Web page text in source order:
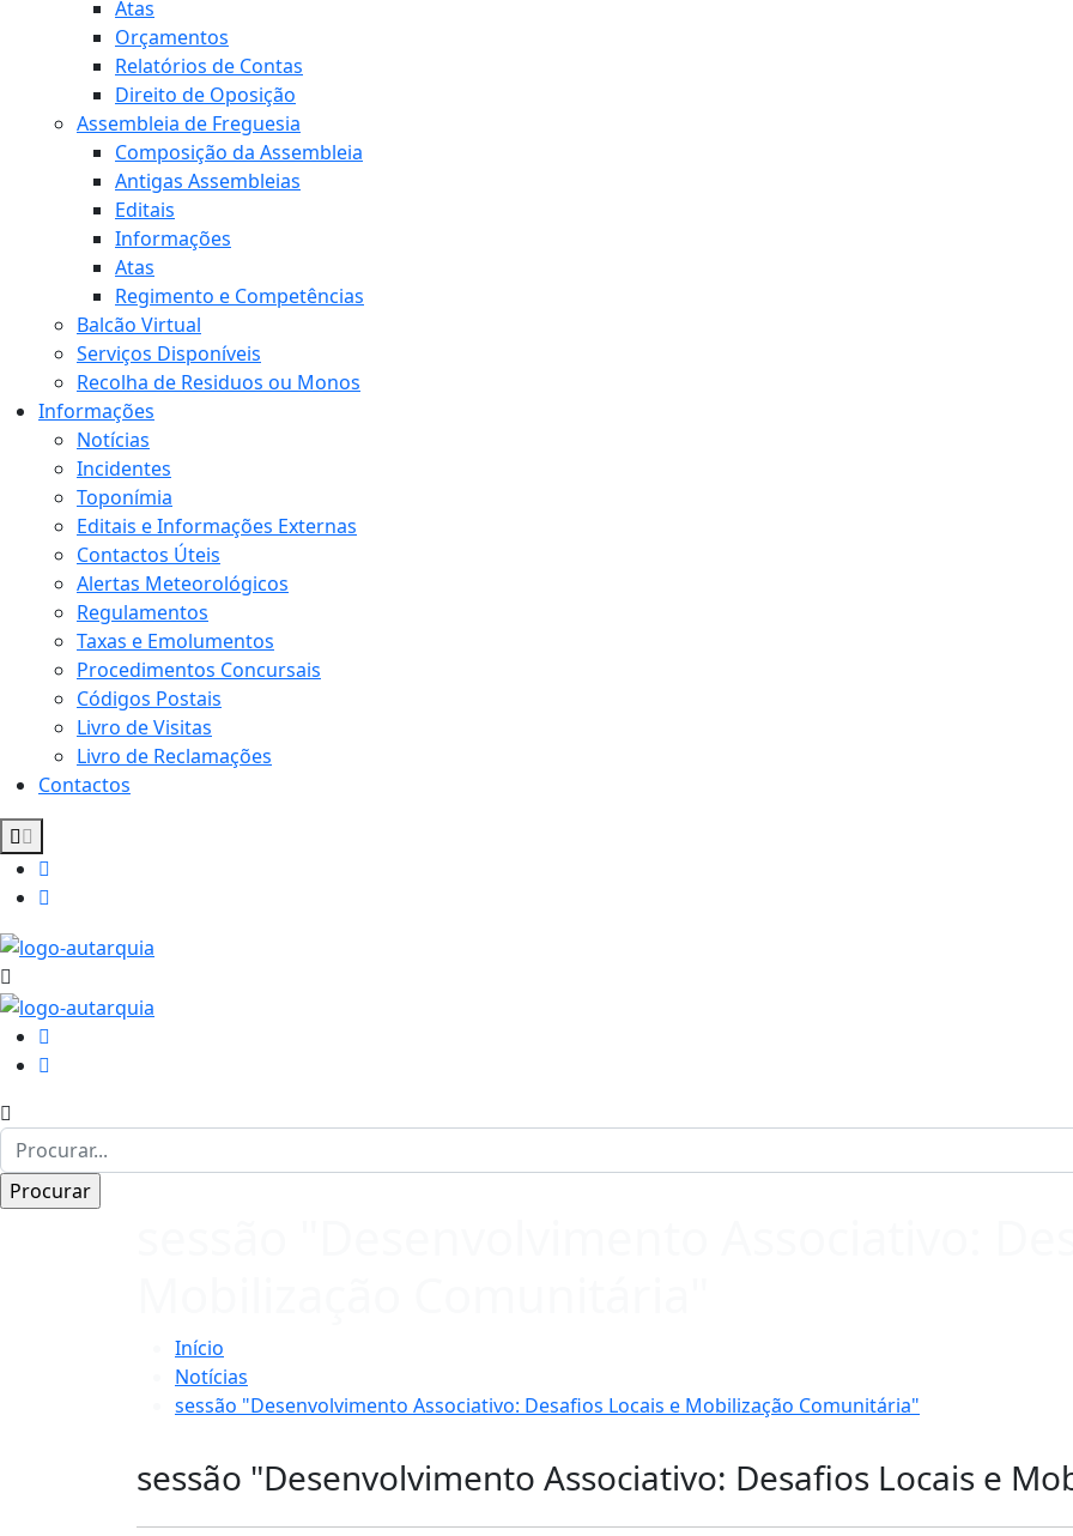
Atas
Orçamentos
Relatórios de Contas
Direito de Oposição
Assembleia de Freguesia
Composição da Assembleia
Antigas Assembleias
Editais
Informações
Atas
Regimento e Competências
Balcão Virtual
Serviços Disponíveis
Recolha de Residuos ou Monos
Informações
Notícias
Incidentes
Toponímia
Editais e Informações Externas
Contactos Úteis
Alertas Meteorológicos
Regulamentos
Taxas e Emolumentos
Procedimentos Concursais
Códigos Postais
Livro de Visitas
Livro de Reclamações
Contactos
Início
Notícias
sessão "Desenvolvimento Associativo: Desafios Locais e Mobilização Comunitária"
sessão "Desenvolvimento Associativo: Desafios Locais e